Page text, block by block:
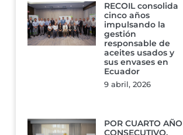
RECOIL consolida
cinco años
impulsando la
gestión
responsable de
aceites usados y
sus envases en
Ecuador
9 abril, 2026
POR CUARTO AÑO
CONSECUTIVO,